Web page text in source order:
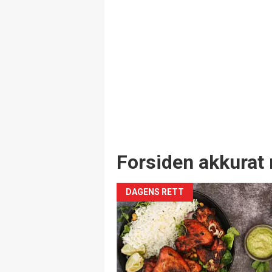
Forsiden akkurat
DAGENS RETT